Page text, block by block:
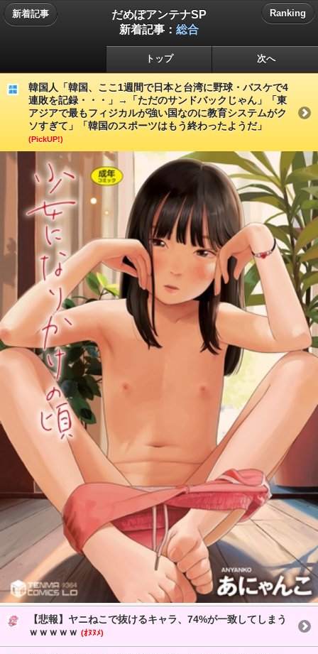
新着記事
だめぽアンテナSP
新着記事： 総合
Ranking
トップ 次へ
韓国人「韓国、ここ1週間で日本と台湾に野球・バスケで4
連敗を記録・・・」→「ただのサンドバックじゃん」「東
アジアで最もフィジカルが強い国なのに教育システムがク
ソすぎて」「韓国のスポーツはもう終わったようだ」
(PickUP!)
【悲報】ヤニねこで抜けるキャラ、74%が一致してしまう
ｗｗｗｗｗ (ｵﾇﾇﾒ)